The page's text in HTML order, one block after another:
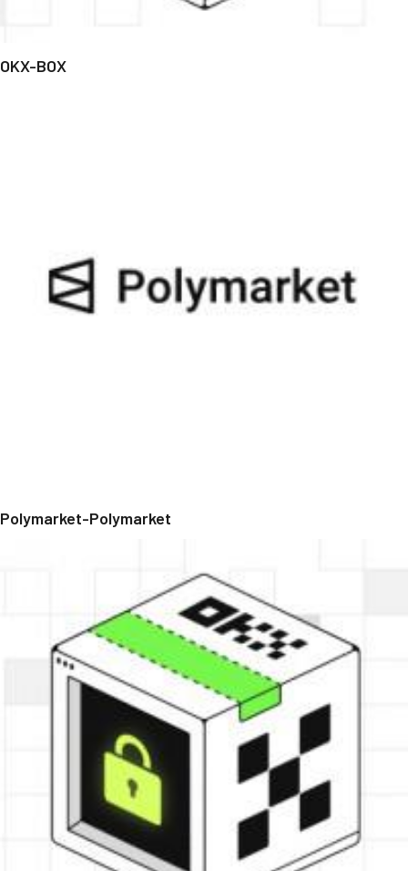
OKX-BOX
Polymarket-Polymarket